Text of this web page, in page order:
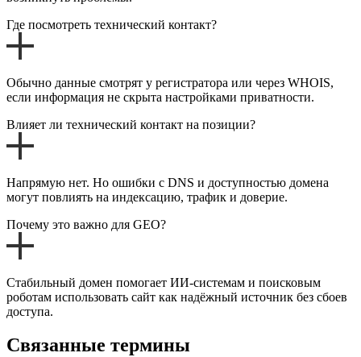
Где посмотреть технический контакт?
Обычно данные смотрят у регистратора или через WHOIS,
если информация не скрыта настройками приватности.
Влияет ли технический контакт на позиции?
Напрямую нет. Но ошибки с DNS и доступностью домена
могут повлиять на индексацию, трафик и доверие.
Почему это важно для GEO?
Стабильный домен помогает ИИ-системам и поисковым
роботам использовать сайт как надёжный источник без сбоев
доступа.
Связанные термины